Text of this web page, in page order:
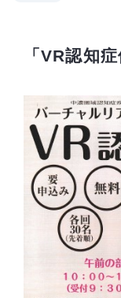
「VR認知症